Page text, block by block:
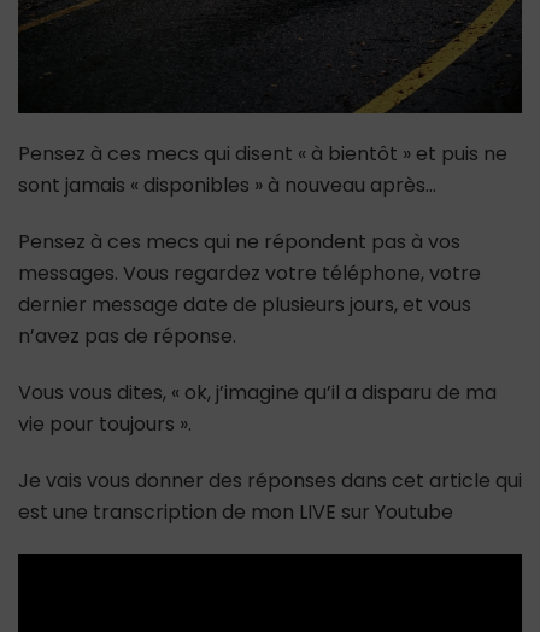
Pensez à ces mecs qui disent « à bientôt » et puis ne
sont jamais « disponibles » à nouveau après…
Pensez à ces mecs qui ne répondent pas à vos
messages. Vous regardez votre téléphone, votre
dernier message date de plusieurs jours, et vous
n’avez pas de réponse.
Vous vous dites, « ok, j’imagine qu’il a disparu de ma
vie pour toujours ».
Je vais vous donner des réponses dans cet article qui
est une transcription de mon LIVE sur Youtube